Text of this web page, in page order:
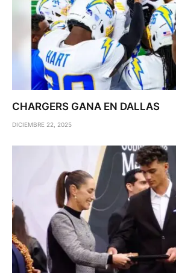
CHARGERS GANA EN DALLAS
DICIEMBRE 22, 2025